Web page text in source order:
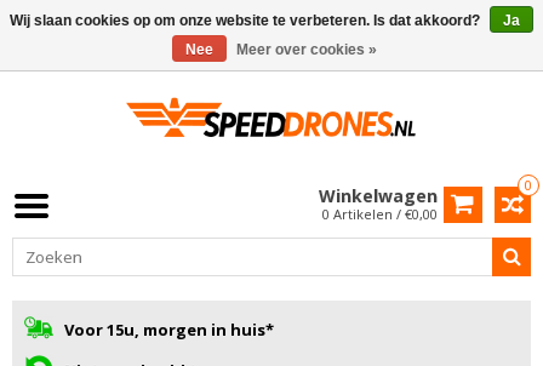
0
Winkelwagen
0 Artikelen / €0,00
Voor 15u, morgen in huis*
Wij slaan cookies op om onze website te verbeteren. Is dat akkoord?
Ja
Nee
Meer over cookies »